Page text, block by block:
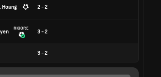
Hoang 2 - 2
RIGORE
3 - 2
3-2